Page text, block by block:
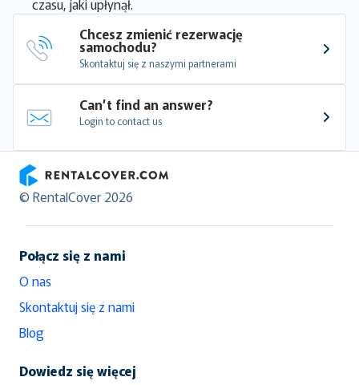
czasu, jaki upłynął.
Chcesz zmienić rezerwację
samochodu?
Skontaktuj się z naszymi partnerami
Can’t find an answer?
Login to contact us
RentalCover
© RentalCover 2026
Połącz się z nami
O nas
Skontaktuj się z nami
Blog
Dowiedz się więcej